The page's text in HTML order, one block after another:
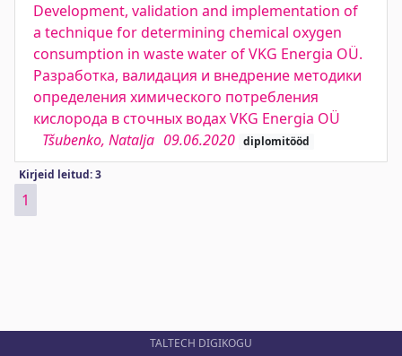
Development, validation and implementation of
a technique for determining chemical oxygen
consumption in waste water of VKG Energia OÜ.
Разработка, валидация и внедрение методики
определения химического потребления
кислорода в сточных водах VKG Energia OÜ
Tšubenko, Natalja 09.06.2020 diplomitööd
Kirjeid leitud: 3
1
TALTECH DIGIKOGU